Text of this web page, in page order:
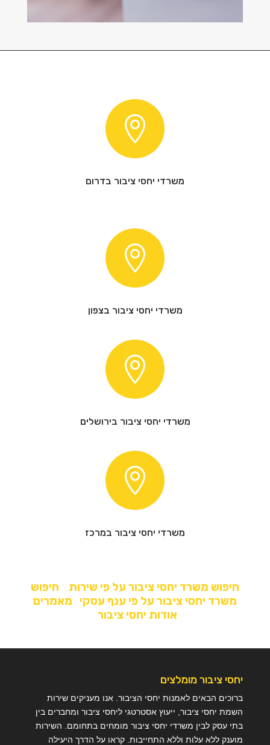

משרדי יחסי ציבור בדרום

משרדי יחסי ציבור בצפון

משרדי יחסי ציבור בירושלים

משרדי יחסי ציבור במרכז
חיפוש משרד יחסי ציבור על פי שירות
חיפוש
משרד יחסי ציבור על פי ענף עסקי
מאמרים
אודות יחסי ציבור
יחסי ציבור מומלצים
ברוכים הבאים לאמנות יחסי הציבור. אנו מעניקים שירות
השמת יחסי ציבור, ייעוץ אסטרטגי ליחסי ציבור ומחברים בין
בתי עסק לבין משרדי יחסי ציבור מומחים בתחומם. השירות
מוענק ללא עלות וללא התחייבות. קראו על הדרך היעילה